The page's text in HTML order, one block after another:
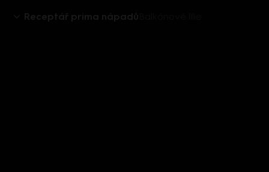
Receptář prima nápadů